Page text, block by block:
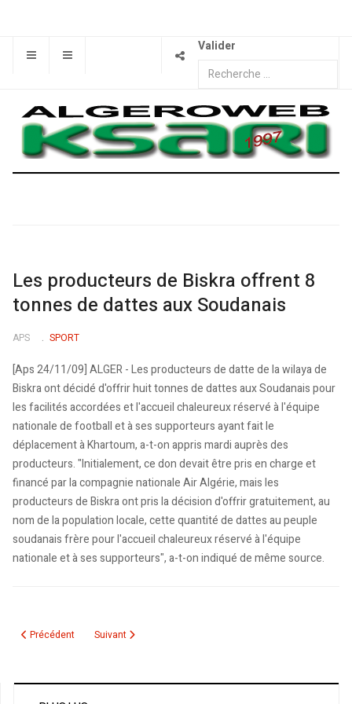
Valider
Les producteurs de Biskra offrent 8
tonnes de dattes aux Soudanais
APS SPORT
[Aps 24/11/09] ALGER - Les producteurs de datte de la wilaya de
Biskra ont décidé d'offrir huit tonnes de dattes aux Soudanais pour
les facilités accordées et l'accueil chaleureux réservé à l'équipe
nationale de football et à ses supporteurs ayant fait le
déplacement à Khartoum, a-t-on appris mardi auprès des
producteurs. "Initialement, ce don devait être pris en charge et
financé par la compagnie nationale Air Algérie, mais les
producteurs de Biskra ont pris la décision d'offrir gratuitement, au
nom de la population locale, cette quantité de dattes au peuple
soudanais frère pour l'accueil chaleureux réservé à l'équipe
nationale et à ses supporteurs", a-t-on indiqué de même source.
Article précédent : Championnats d'Afrique de lutte: l'Algérie remporte 12
Précédent Article suivant : Rafik Saïfi et Antar Yahia stars du football
Suivant